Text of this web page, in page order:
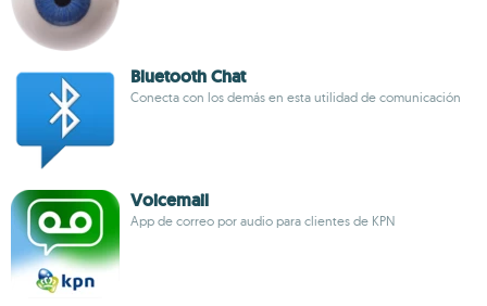
Bluetooth Chat
Conecta con los demás en esta utilidad de comunicación
Voicemail
App de correo por audio para clientes de KPN